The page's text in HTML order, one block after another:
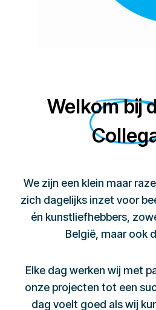
Welkom bij
We zijn een klein maar
zich dagelijks inzet voor
én kunstliefhebbers,
België, maar ook
Elke dag werken wij met
onze projecten tot een
dag voelt goed als wij